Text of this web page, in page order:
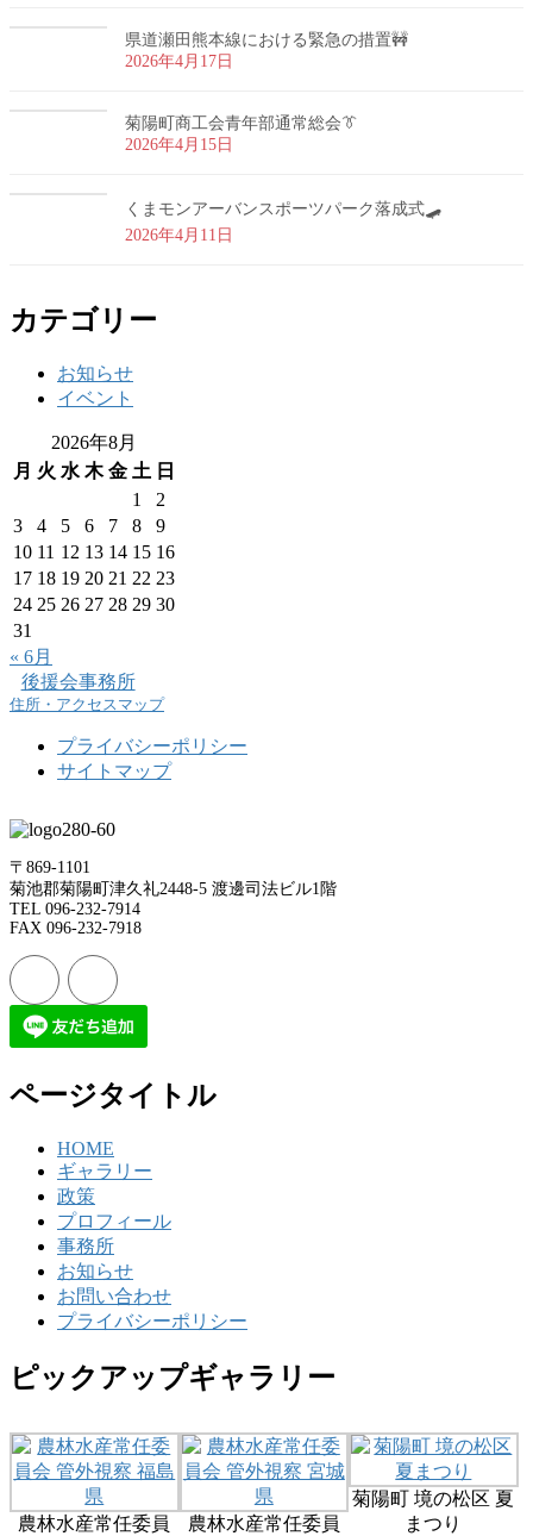
県道瀬田熊本線における緊急の措置🚧
2026年4月17日
菊陽町商工会青年部通常総会👔
2026年4月15日
くまモンアーバンスポーツパーク落成式🛹
2026年4月11日
カテゴリー
お知らせ
イベント
2026年8月
月 火 水 木 金 土 日
1
2
3
4 5 6 7 8
9
10 11 12 13 14 15 16
17 18 19 20 21 22 23
24 25 26 27 28 29 30
31
« 6月
後援会事務所
住所・アクセスマップ
プライバシーポリシー
サイトマップ
〒869-1101
菊池郡菊陽町津久礼2448-5 渡邊司法ビル1階
TEL 096-232-7914
FAX 096-232-7918
ページタイトル
HOME
ギャラリー
政策
プロフィール
事務所
お知らせ
お問い合わせ
プライバシーポリシー
ピックアップギャラリー
農林水産常任委員
農林水産常任委員
菊陽町 境の松区 夏
まつり